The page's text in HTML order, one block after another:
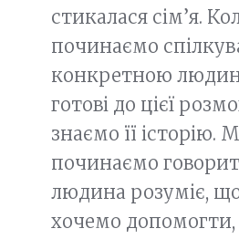
стикалася сім’я.
починаємо
конкретною
готові до цієї
знаємо її історію.
починаємо
людина розуміє,
хочемо допомогти,